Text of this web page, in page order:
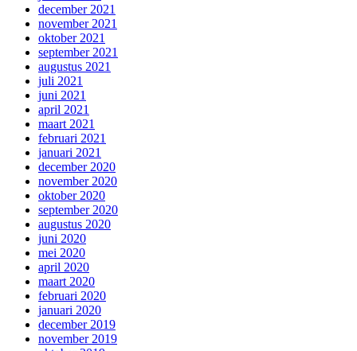
december 2021
november 2021
oktober 2021
september 2021
augustus 2021
juli 2021
juni 2021
april 2021
maart 2021
februari 2021
januari 2021
december 2020
november 2020
oktober 2020
september 2020
augustus 2020
juni 2020
mei 2020
april 2020
maart 2020
februari 2020
januari 2020
december 2019
november 2019